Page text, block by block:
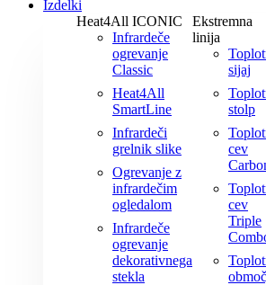
Izdelki
Heat4All ICONIC
Infrardeče
ogrevanje
Classic
Heat4All
SmartLine
Infrardeči
grelnik slike
Ogrevanje z
infrardečim
ogledalom
Infrardeče
ogrevanje
dekorativnega
stekla
Ekstremna
linija
sijaj
stolp
cev
cev
Triple